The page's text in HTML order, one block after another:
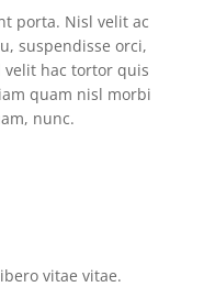
porta. Nisl velit ac
suspendisse orci,
velit hac tortor quis
quam nisl morbi
nunc.
vitae vitae.